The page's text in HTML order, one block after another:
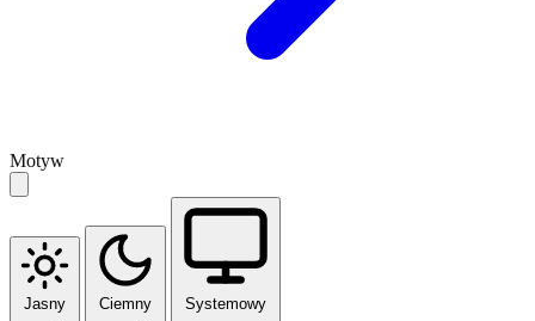
Motyw
Jasny Ciemny Systemowy